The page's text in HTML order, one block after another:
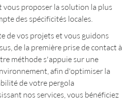
vous proposer la solution la plus
des spécificités locales.
de vos projets et vous guidons
de la première prise de contact à
méthode s'appuie sur une
afin d'optimiser la
de votre pergola
nos services, vous bénéficiez